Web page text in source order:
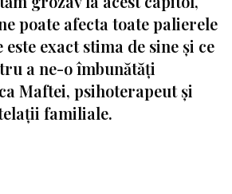
poate afecta toate palierele
exact stima de sine și ce
a ne-o îmbunătăți
Maftei, psihoterapeut și
familiale.